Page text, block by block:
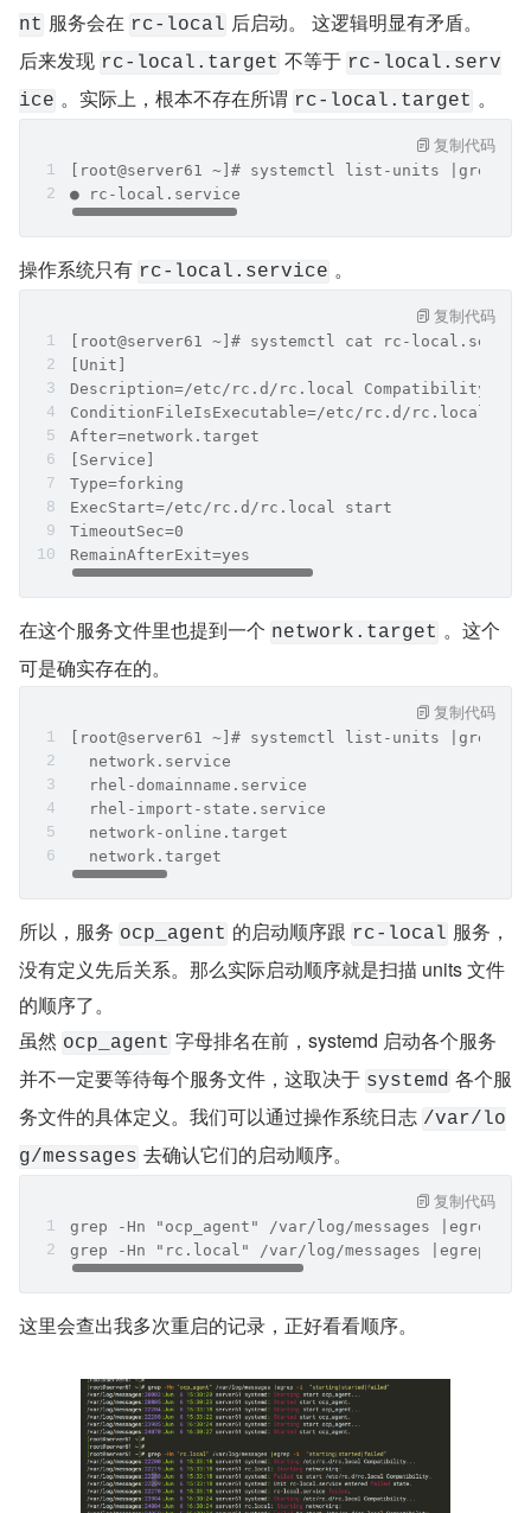
nt 服务会在 rc-local 后启动。 这逻辑明显有矛盾。
后来发现 rc-local.target 不等于 rc-local.serv
ice 。实际上，根本不存在所谓 rc-local.target 。
[root@server61 ~]# systemctl list-units |grep
● rc-local.service
复制代码
操作系统只有 rc-local.service 。
[root@server61 ~]# systemctl cat rc-
[Unit]
Description=/etc/rc.d/rc.local Compatibility
ConditionFileIsExecutable=/etc/rc.d/rc.local
After=network.target
[Service]
Type=forking
ExecStart=/etc/rc.d/rc.local start
TimeoutSec=0
RemainAfterExit=yes
复制代码
在这个服务文件里也提到一个 network.target 。这个
可是确实存在的。
[root@server61 ~]# systemctl list-units |grep -w
network.service
rhel-domainname.service
rhel-import-state.service
network-online.target
network.target
复制代码
所以，服务 ocp_agent 的启动顺序跟 rc-local 服务，
没有定义先后关系。那么实际启动顺序就是扫描 units 文件
的顺序了。
虽然 ocp_agent 字母排名在前，systemd 启动各个服务
并不一定要等待每个服务文件，这取决于 systemd 各个服
务文件的具体定义。我们可以通过操作系统日志 /var/lo
g/messages 去确认它们的启动顺序。
grep -Hn "ocp_agent" /var/log/messages
grep -Hn "rc.local" /var/log/messages |egrep
复制代码
这里会查出我多次重启的记录，正好看看顺序。